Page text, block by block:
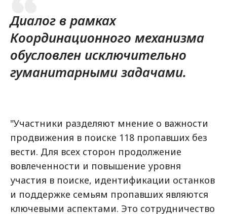
Диалог в рамках
Координационного механизма
обусловлен исключительно
гуманитарными задачами.
"Участники разделяют мнение о важности
продвижения в поиске 118 пропавших без
вести. Для всех сторон продолжение
вовлеченности и повышение уровня
участия в поиске, идентификации останков
и поддержке семьям пропавших являются
ключевыми аспектами. Это сотрудничество